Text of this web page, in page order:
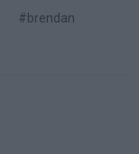
#brendan